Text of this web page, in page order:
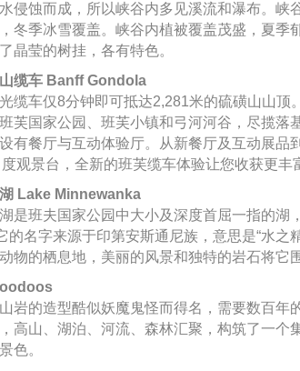
侵蚀而成，所以峡谷内多见溪流和瀑布。峡
冬季冰雪覆盖。峡谷内植被覆盖茂盛，夏季
晶莹的树挂，各有特色。
缆车 Banff Gondola
缆车仅8分钟即可抵达2,281米的硫磺山山顶
芙国家公园、班芙小镇和弓河河谷，尽揽落
有餐厅与互动体验厅。从新餐厅及互动展品
观景台，全新的班芙缆车体验让您收获更丰
Lake Minnewanka
是班夫国家公园中大小及深度首屈一指的湖
的名字来源于印第安斯通尼族，意思是“水之
物的栖息地，美丽的风景和独特的岩石将它
岩的造型酷似妖魔鬼怪而得名，需要数百年
高山、湖泊、河流、森林汇聚，构筑了一个
色。